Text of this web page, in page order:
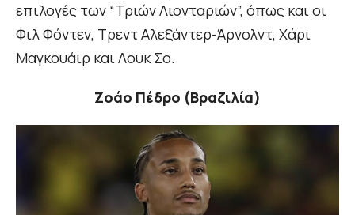
επιλογές των “Τριών Λιονταριών”, όπως και οι
Φιλ Φόντεν, Τρεντ Αλεξάντερ-Άρνολντ, Χάρι
Μαγκουάιρ και Λουκ Σο.
Ζοάο Πέδρο (Βραζιλία)